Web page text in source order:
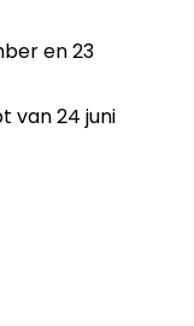
en 23
van 24 juni